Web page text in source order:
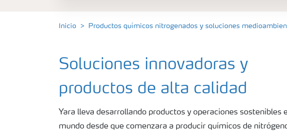
Ácido Nítrico
Solan
Inicio Productos químicos nitrogenados y soluciones
Soluciones innovadoras y
productos de alta calidad
Yara lleva desarrollando productos y operaciones sostenibles
mundo desde que comenzara a producir químicos de